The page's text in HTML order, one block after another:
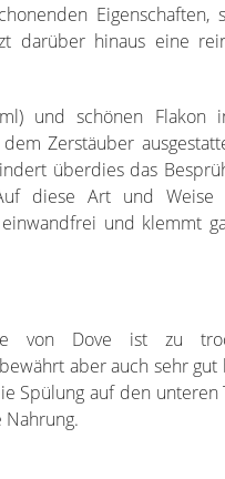
Eigenschaften,
darüber hinaus eine
und schönen Flakon
Zerstäuber
überdies das
diese Art und Weise
und klemmt
von Dove ist zu
aber auch sehr
Spülung auf den unteren
Nahrung.